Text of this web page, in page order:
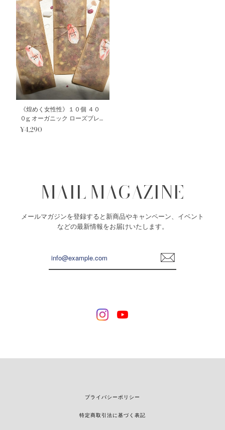
《煌めく女性性》１０個 ４０
０g オーガニック ローズブレ
ンド プチギフト ３種のハーバ
ルバスポプリ
¥4,290
MAIL MAGAZINE
メールマガジンを登録すると新商品やキャンペーン、イベント
などの最新情報をお届けいたします。
登
録
プライバシーポリシー
特定商取引法に基づく表記